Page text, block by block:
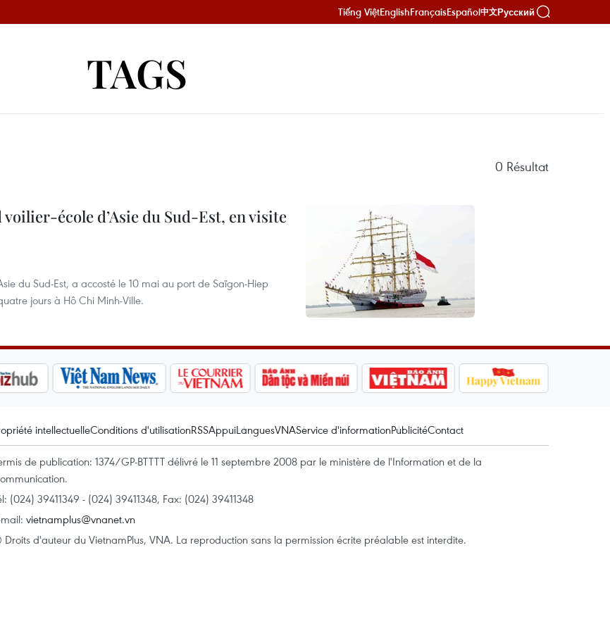
Tiếng ViệtEnglishFrançaisEspañol中文Русский
TAGS
0 Résultat
école d’Asie du Sud-Est, en visite
du Sud-Est, a accosté le 10 mai au port de Saïgon-Hiep
jours à Hô Chi Minh-Ville.
intellectuelleConditions d'utilisationRSSAppuiLanguesVNAService d'informationPublicitéContact
de publication: 1374/GP-BTTTT délivré le 11 septembre 2008 par le ministère de l'Information et de la
(024) 39411349 - (024) 39411348, Fax: (024) 39411348
mail: vietnamplus@vnanet.vn
d'auteur du VietnamPlus, VNA. La reproduction sans la permission écrite préalable est interdite.